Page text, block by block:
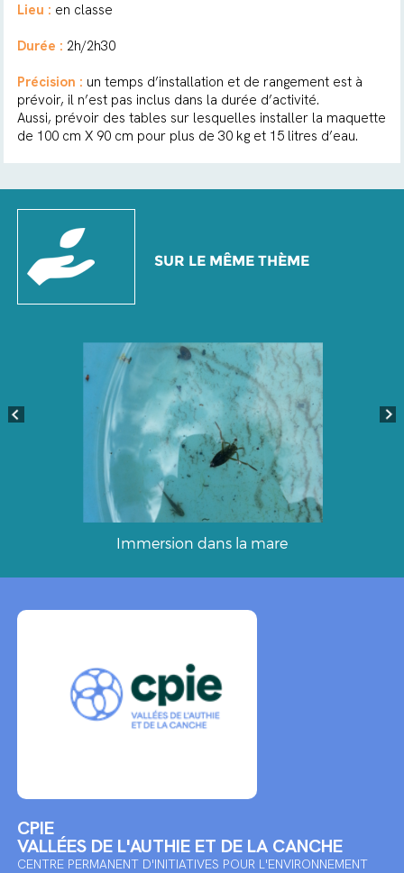
Lieu : en classe
Durée : 2h/2h30
Précision : un temps d’installation et de rangement est à
prévoir, il n’est pas inclus dans la durée d’activité.
Aussi, prévoir des tables sur lesquelles installer la maquette
de 100 cm X 90 cm pour plus de 30 kg et 15 litres d’eau.
SUR LE MÊME THÈME
Immersion dans la mare
CPIE
VALLÉES DE L'AUTHIE ET DE LA CANCHE
CENTRE PERMANENT D'INITIATIVES POUR L'ENVIRONNEMENT